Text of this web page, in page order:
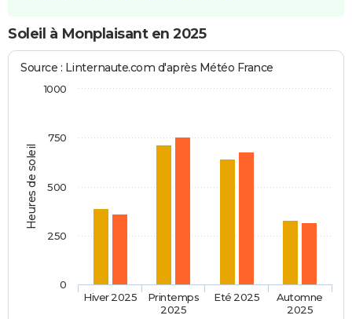
Soleil à Monplaisant en 2025
Heures de soleil
Source : Linternaute.com d'après Météo France
Hiver 2025
Printemps
2025
Eté 2025
Automne
2025
0
250
500
750
1000